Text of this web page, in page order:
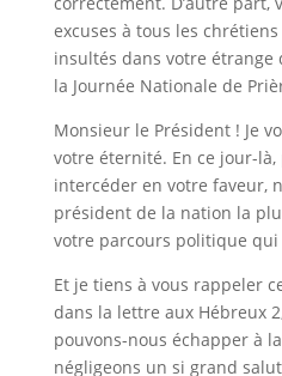
excuses à tous les
insultés dans votre étrange
la Journée Nationale de
Monsieur le Président ! Je
votre éternité. En ce jour-
intercéder en votre faveur,
président de la nation la
votre parcours politique qui
Et je tiens à vous rappeler
dans la lettre aux Hébreux
pouvons-nous échapper à
négligeons un si grand